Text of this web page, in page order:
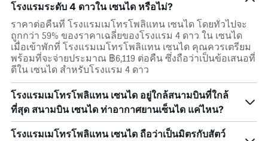
โรงแรมระดับ 4 ดาวใน เซนได หรือไม่?
ราคาต่อคืนที่ โรงแรมเมโทรโพลิแทน เซนได โดยทั่วไปจะ
ถูกกว่า 59% ของราคาเฉลี่ยของโรงแรม 4 ดาว ใน เซนได
เมื่อเข้าพักที่ โรงแรมเมโทรโพลิแทน เซนได คุณควรเตรียม
พร้อมที่จะจ่ายประมาณ ฿6,119 ต่อคืน ซึ่งถือว่าเป็นข้อเสนอที่
ดีใน เซนได สำหรับโรงแรม 4 ดาว
โรงแรมเมโทรโพลิแทน เซนได อยู่ใกล้สนามบินที่ใกล้
ที่สุด สนามบิน เซนได ท่าอากาศยานเซ็นได แค่ไหน?
โรงแรมเมโทรโพลิแทน เซนได ถือว่าเป็นมิตรกับสัตว์